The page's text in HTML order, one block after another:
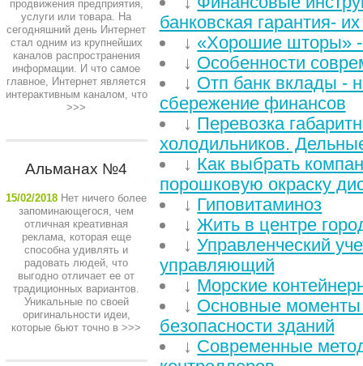
продвижения предприятия,
услуги или товара. На
сегодняшний день Интернет
стал одним из крупнейших
каналов распространения
информации. И что самое
главное, Интернет является
интерактивным каналом, что
>>>
Альманах №4
15/02/2018 Нет ничего более
запоминающегося, чем
отличная креативная
реклама, которая еще
способна удивлять и
радовать людей, что
выгодно отличает ее от
традиционных вариантов.
Уникальные по своей
оригинальности идеи,
которые бьют точно в >>>
банковская гарантия-
↓ «Хорошие шторы»
↓ Особенности
↓ Отп банк вклады -
сбережение финансов
↓ Перевозка
холодильников.
↓ Как выбрать
порошковую окраску
↓ Гиповитаминоз
↓Жить в центре
↓Управленческий
управляющий
↓ Морские
↓ Основные
безопасности зданий
↓ Современные